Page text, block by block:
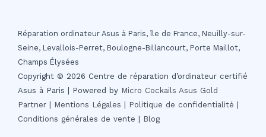
Réparation ordinateur Asus à Paris, île de France, Neuilly-sur-
Seine, Levallois-Perret, Boulogne-Billancourt, Porte Maillot,
Champs Élysées
Copyright © 2026 Centre de réparation d’ordinateur certifié
Asus à Paris | Powered by Micro Cockails Asus Gold
Partner | Mentions Légales | Politique de confidentialité |
Conditions générales de vente | Blog